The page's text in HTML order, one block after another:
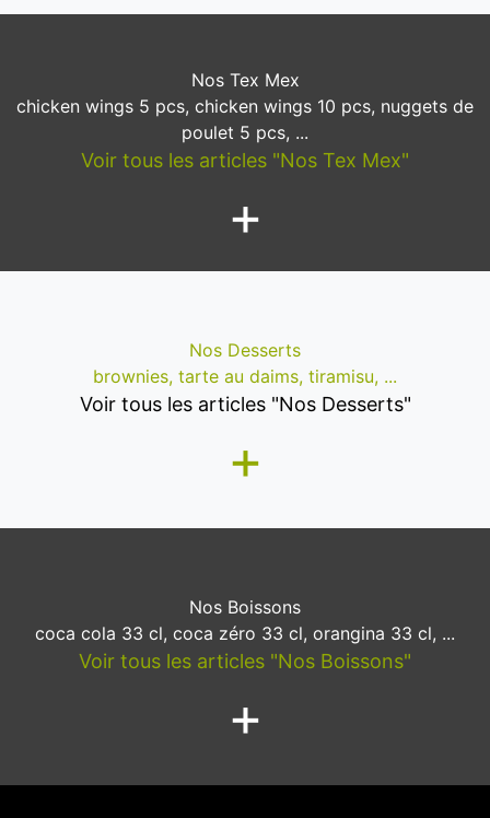
Nos Tex Mex
chicken wings 5 pcs, chicken wings 10 pcs, nuggets de
poulet 5 pcs, ...
Voir tous les articles "Nos Tex Mex"
+
Nos Desserts
brownies, tarte au daims, tiramisu, ...
Voir tous les articles "Nos Desserts"
+
Nos Boissons
coca cola 33 cl, coca zéro 33 cl, orangina 33 cl, ...
Voir tous les articles "Nos Boissons"
+